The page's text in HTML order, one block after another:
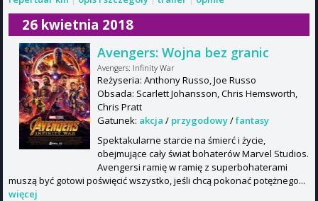
26 kwietnia 2018
Avengers: Wojna bez granic
Avengers: Infinity War
Reżyseria: Anthony Russo, Joe Russo
Obsada: Scarlett Johansson, Chris Hemsworth,
Chris Pratt
Gatunek: akcja / przygodowy/fantasy
Spektakularne starcie na śmierć i życie,
obejmujące cały świat bohaterów Marvel Studios.
Avengersi ramię w ramię z superbohaterami
muszą być gotowi poświęcić wszystko, jeśli chcą pokonać potężnego...
więcej